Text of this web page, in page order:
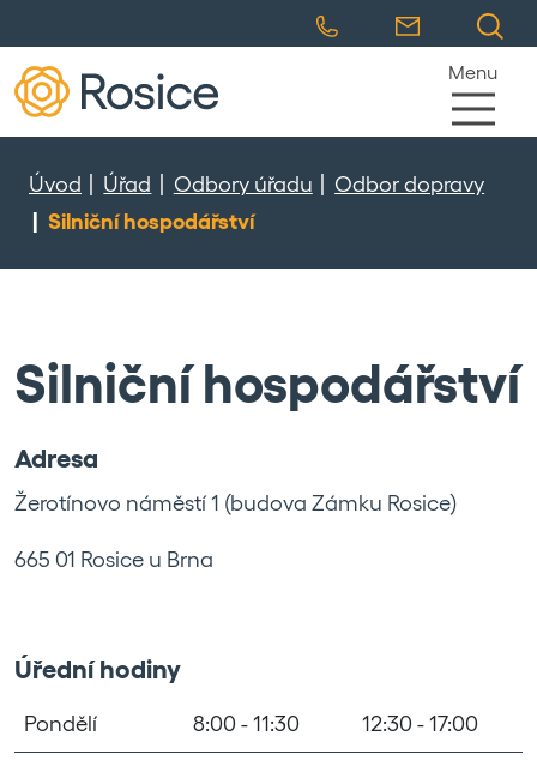
Menu
Úvod Úřad Odbory úřadu
Odbor dopravy
Silniční hospodářství
Silniční hospodářství
Adresa
Žerotínovo náměstí 1 (budova Zámku Rosice)
665 01 Rosice u Brna
Úřední hodiny
Pondělí 8:00 - 11:30 12:30 - 17:00